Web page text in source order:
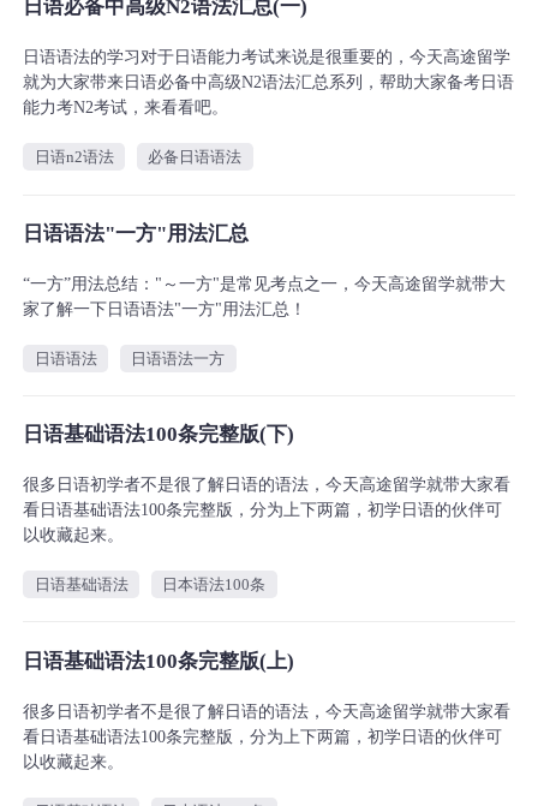
日语必备中高级N2语法汇总(一)
日语语法的学习对于日语能力考试来说是很重要的，今天高途留学
就为大家带来日语必备中高级N2语法汇总系列，帮助大家备考日语
能力考N2考试，来看看吧。
日语n2语法 必备日语语法
日语语法"一方"用法汇总
“一方”用法总结："～一方"是常见考点之一，今天高途留学就带大
家了解一下日语语法"一方"用法汇总！
日语语法 日语语法一方
日语基础语法100条完整版(下)
很多日语初学者不是很了解日语的语法，今天高途留学就带大家看
看日语基础语法100条完整版，分为上下两篇，初学日语的伙伴可
以收藏起来。
日语基础语法 日本语法100条
日语基础语法100条完整版(上)
很多日语初学者不是很了解日语的语法，今天高途留学就带大家看
看日语基础语法100条完整版，分为上下两篇，初学日语的伙伴可
以收藏起来。